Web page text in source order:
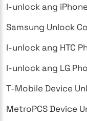
I-unlock ang iPhone
Samsung Unlock
I-unlock ang HTC
I-unlock ang LG
T-Mobile Device
MetroPCS Device